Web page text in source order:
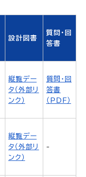
設計図書
質問・回
答書
縦覧デー
タ（外部リ
ンク）
質問・回
答書
（PDF）
縦覧デー
タ（外部リ
ンク）
-